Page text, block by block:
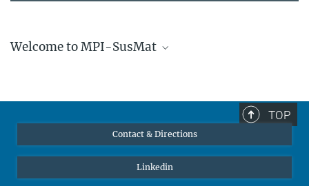
Welcome to MPI-SusMat
TOP
Contact & Directions
Linkedin